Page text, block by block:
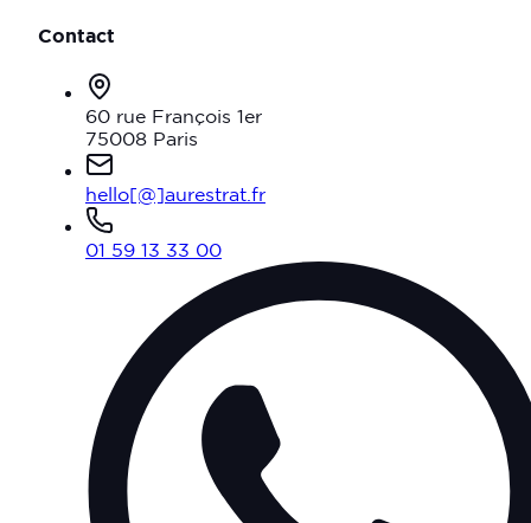
Contact
60 rue François 1er
75008 Paris
hello[@]aurestrat.fr
01 59 13 33 00